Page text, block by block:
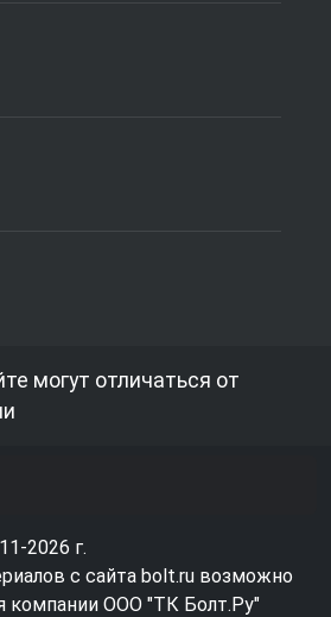
могут отличаться от
2026 г.
с сайта bolt.ru возможно
компании ООО "ТК Болт.Ру"